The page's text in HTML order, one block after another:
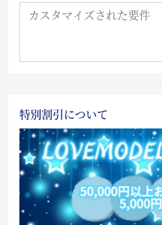
特別割引について